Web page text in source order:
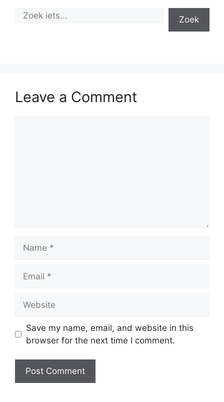
Zoek
Leave a Comment
Save my name, email, and website in this
browser for the next time I comment.